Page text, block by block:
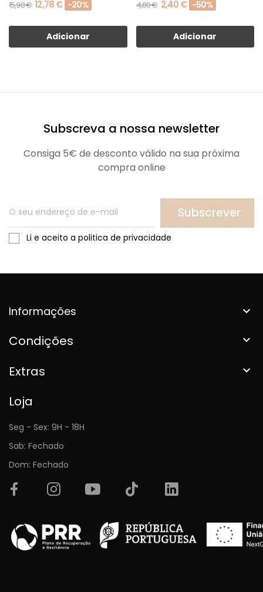
15,98 € 12,78 € -20%
Adicionar
4,80 € 2,40 € -50%
Adicionar
Subscreva a nossa newsletter
Consiga 5€ de desconto válido na sua próxima
compra online
Subscrever
Li e aceito a politica de privacidade
Informações 
Condições 
Extras 
Loja
Seg - Sex: 9H - 18H
Sab: Fechado
Dom: Fechado